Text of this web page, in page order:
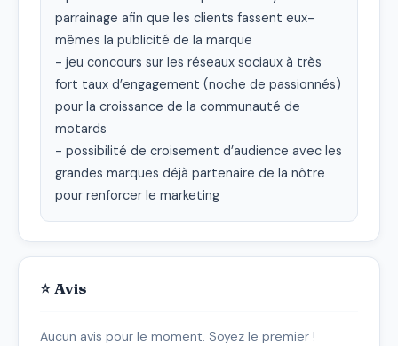
parrainage afin que les clients fassent eux-
mêmes la publicité de la marque
- jeu concours sur les réseaux sociaux à très
fort taux d’engagement (noche de passionnés)
pour la croissance de la communauté de
motards
- possibilité de croisement d’audience avec les
grandes marques déjà partenaire de la nôtre
pour renforcer le marketing
⭐ Avis
Aucun avis pour le moment. Soyez le premier !